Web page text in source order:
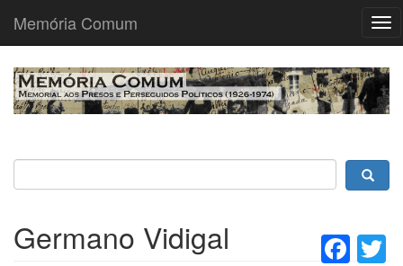
Passar
para
Memória Comum
Germano Vidigal